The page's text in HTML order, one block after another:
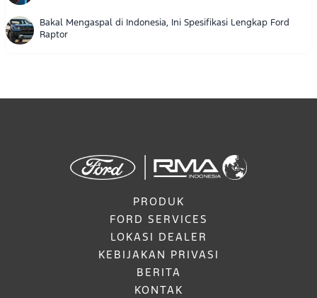
Bakal Mengaspal di Indonesia, Ini Spesifikasi Lengkap Ford
Raptor
PRODUK
FORD SERVICES
LOKASI DEALER
KEBIJAKAN PRIVASI
BERITA
KONTAK